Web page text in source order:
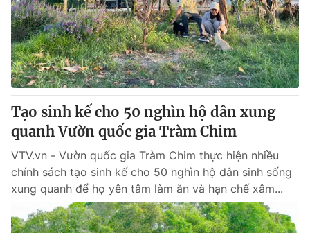
Tạo sinh kế cho 50 nghìn hộ dân xung
quanh Vườn quốc gia Tràm Chim
VTV.vn - Vườn quốc gia Tràm Chim thực hiện nhiều
chính sách tạo sinh kế cho 50 nghìn hộ dân sinh sống
xung quanh để họ yên tâm làm ăn và hạn chế xâm...